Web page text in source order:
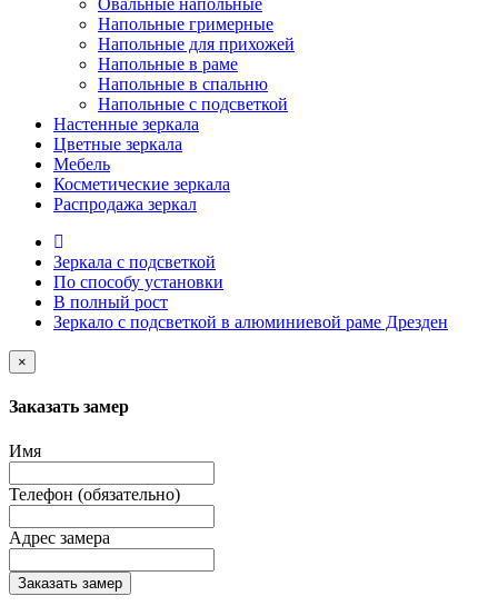
Овальные напольные
Напольные гримерные
Напольные для прихожей
Напольные в раме
Напольные в спальню
Напольные с подсветкой
Настенные зеркала
Цветные зеркала
Мебель
Косметические зеркала
Распродажа зеркал
Зеркала с подсветкой
По способу установки
В полный рост
Зеркало с подсветкой в алюминиевой раме Дрезден
×
Заказать замер
Имя
Телефон (обязательно)
Адрес замера
Заказать замер